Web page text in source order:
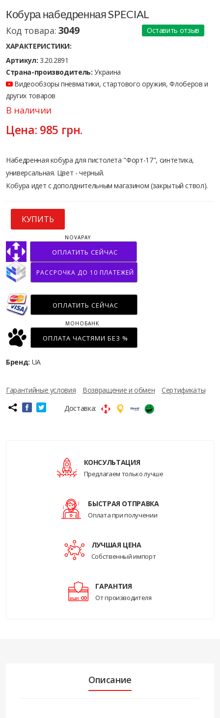
Кобура набедренная SPECIAL
Код товара: 3049
Оставить отзыв
ХАРАКТЕРИСТИКИ:
Артикул: 3.20.2891
Страна-производитель: Украина
Видеообзоры пневматики, стартового оружия, Флоберов и
других товаров
В наличии
Цена: 985 грн.
Набедренная кобура для пистолета "Форт-17", синтетика,
универсальная. Цвет - черный.
Кобура идет с дополднительным магазином (закрытый ствол).
КУПИТЬ
ОПЛАТИТЬ СЕЙЧАС
NOVAPAY
РАССРОЧКА ДО 10 ПЛАТЕЖЕЙ
ОПЛАТИТЬ СЕЙЧАС
ОПЛАТА ЧАСТЯМИ БЕЗ %
МОНОБАНК
Бренд: UA
Гарантийные условия Возвращение и обмен
Сертификаты
Доставка:
КОНСУЛЬТАЦИЯ
Предлагаем только лучше
БЫСТРАЯ ОТПРАВКА
Оплата при получении
ЛУЧШАЯ ЦЕНА
Собственный импорт
ГАРАНТИЯ
От производителя
Описание